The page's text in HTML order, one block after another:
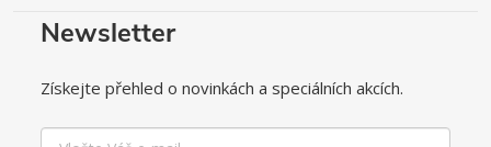
Newsletter
Získejte přehled o novinkách a speciálních akcích.